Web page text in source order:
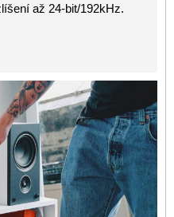
až 24-bit/192kHz.